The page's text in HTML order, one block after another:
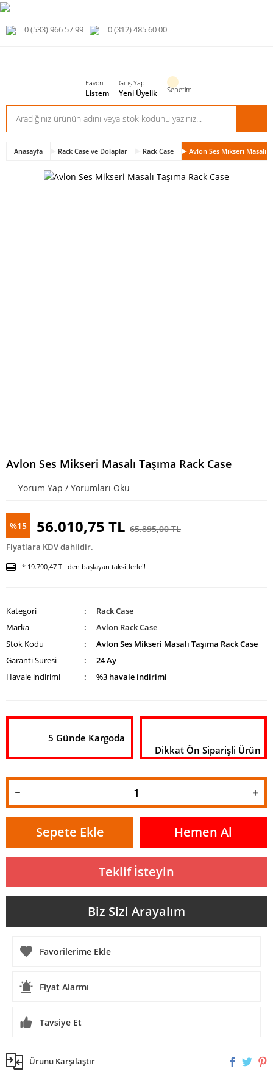
0 (533) 966 57 99 0 (312) 485 60 00
Favori
Listem
Giriş Yap
Yeni Üyelik Sepetim
Anasayfa Rack Case ve Dolaplar Rack Case Avlon Ses Mikseri Masalı
Avlon Ses Mikseri Masalı Taşıma Rack Case
Yorum Yap / Yorumları Oku
%15 56.010,75 TL 65.895,00 TL
Fiyatlara KDV dahildir.
* 19.790,47 TL den başlayan taksitlerle!!
Kategori
Rack Case
Marka
Avlon Rack Case
Stok Kodu
Avlon Ses Mikseri Masalı Taşıma Rack Case
Garanti Süresi
24 Ay
Havale indirimi
%3 havale indirimi
5 Günde Kargoda
Dikkat Ön Siparişli Ürün
Sepete Ekle Hemen Al
Teklif İsteyin
Biz Sizi Arayalım
Fiyat Alarmı
Tavsiye Et
Ürünü Karşılaştır